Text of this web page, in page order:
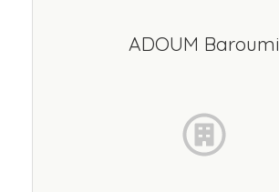
ADOUM Baroumi